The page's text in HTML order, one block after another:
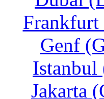
Frankfurt
Genf
Istanbul
Jakarta